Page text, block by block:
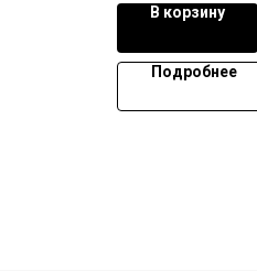
В корзину
Подробнее